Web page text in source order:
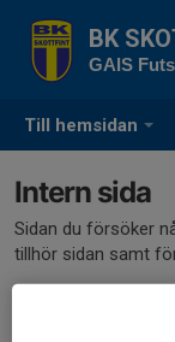
Till hemsidan
BK
GAIS
Intern sida
Sidan du försöker
tillhör sidan samt